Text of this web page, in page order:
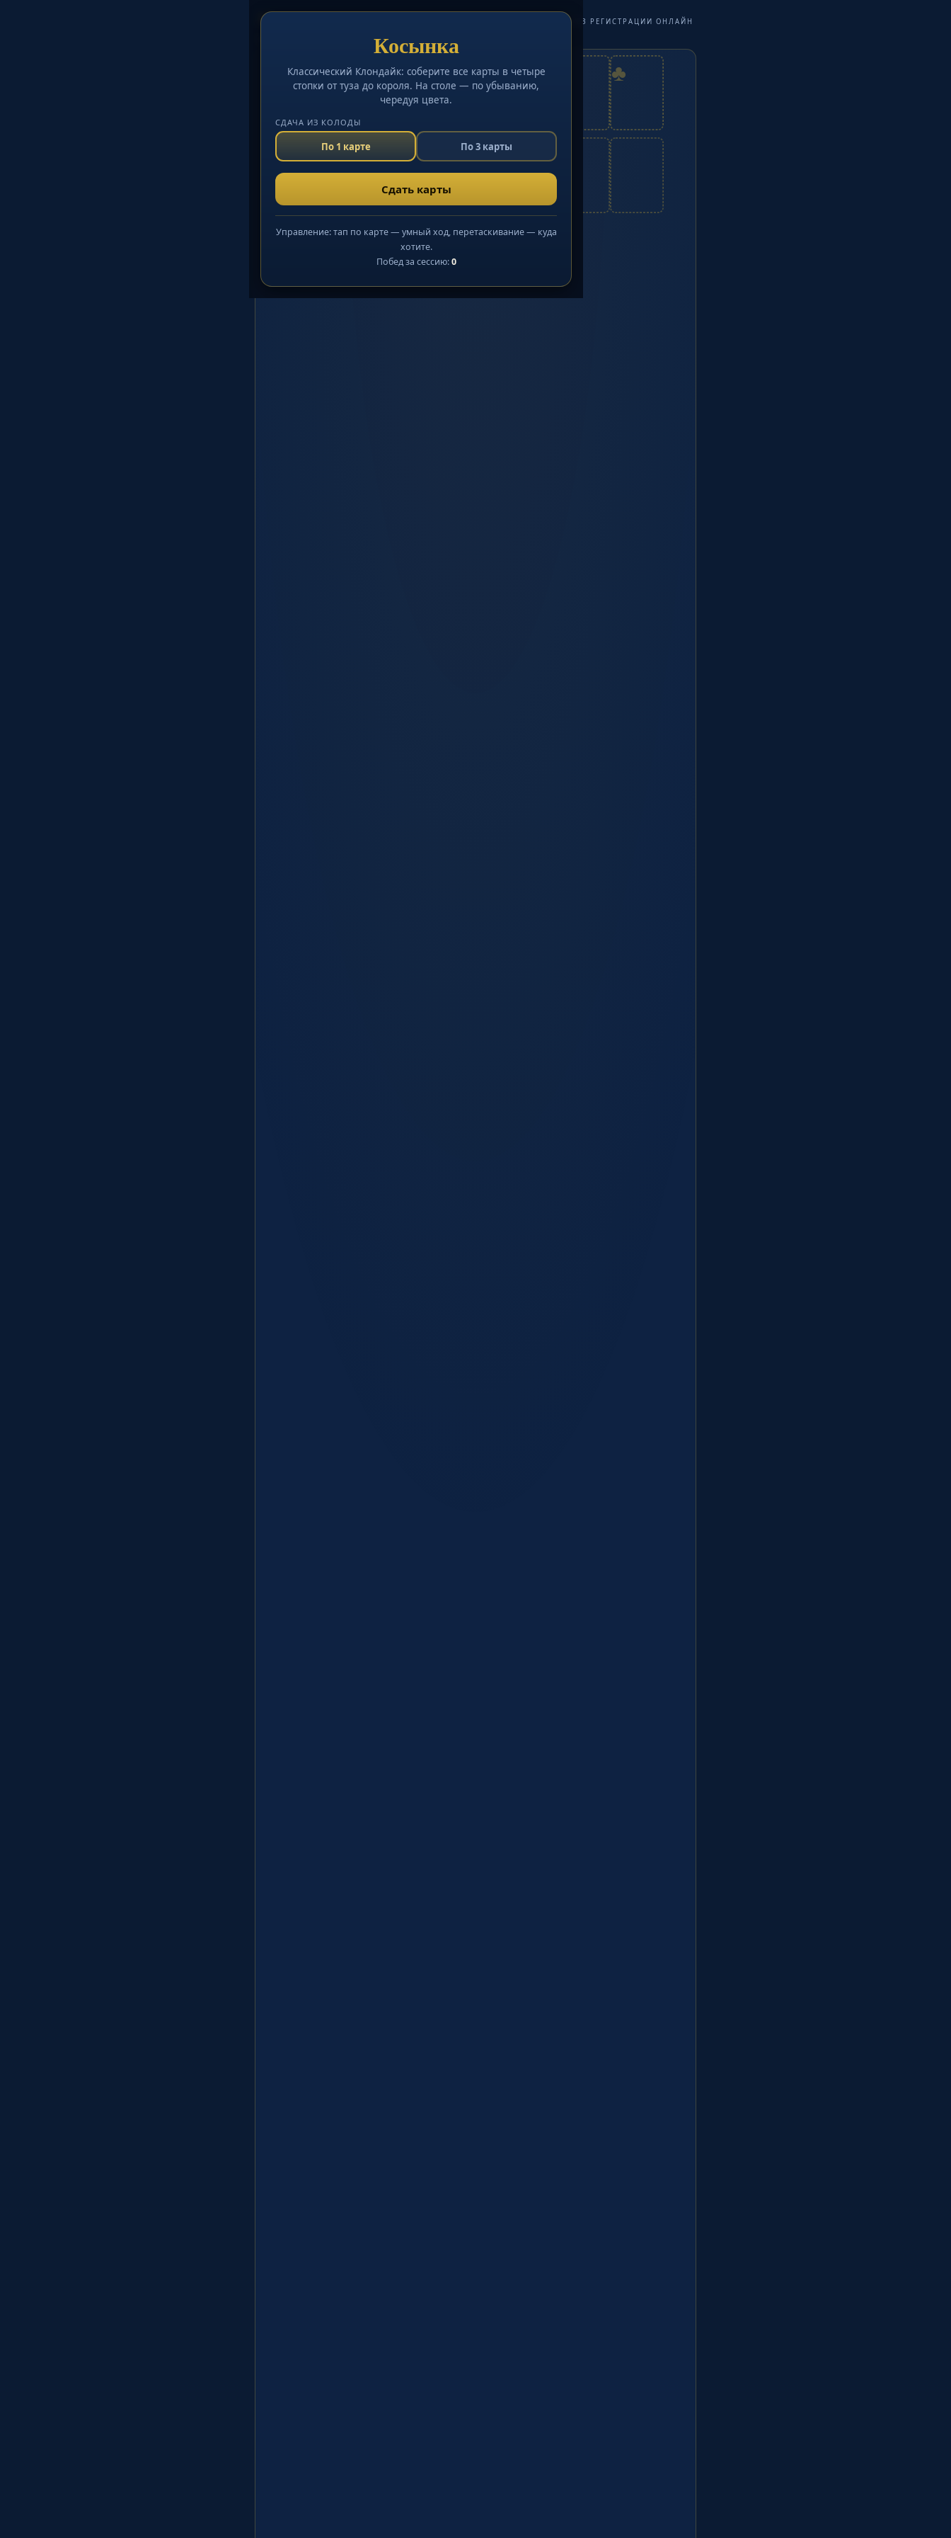
Косынка ПАСЬЯНС БЕСПЛАТНО · ИГРАТЬ БЕЗ РЕГИСТРАЦИИ ОНЛАЙН
Колода
↻ ♠ ♥ ♣
Косынка
Классический Клондайк: соберите все карты в четыре
стопки от туза до короля. На столе — по убыванию,
чередуя цвета.
СДАЧА ИЗ КОЛОДЫ
По 1 карте По 3 карты
Сдать карты
Управление: тап по карте — умный ход, перетаскивание — куда
хотите.
Побед за сессию:0